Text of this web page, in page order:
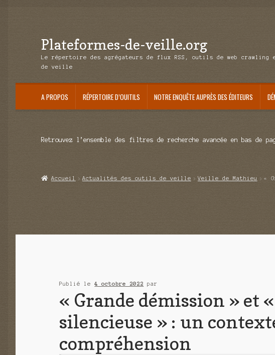
Aller
à
Aller
au
Plateformes-de-veille.org
Le répertoire des agrégateurs de flux RSS, outils de web
de veille
A PROPOS RÉPERTOIRE D’OUITILS NOTRE ENQUÊTE AUPRÈS DES ÉDITEURS
Retrouvez l’ensemble des filtres de recherche avancée en bas de
Accueil Actualités des outils de veille Veille de Mathieu «
Publié le4 octobre 2022 par
« Grande démission » et
silencieuse » : un
compréhension